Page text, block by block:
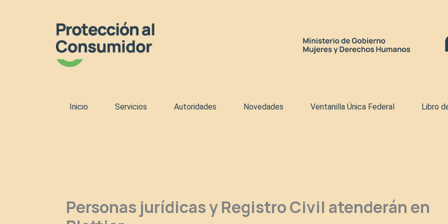
Inicio Servicios Autoridades Novedades Ventanilla Única Federal Libro
Personas jurídicas y Registro Civil atenderán en